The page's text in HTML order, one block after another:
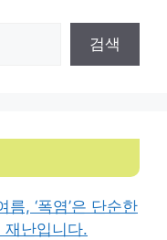
검색
, ‘폭염’은 단순한
재난입니다.